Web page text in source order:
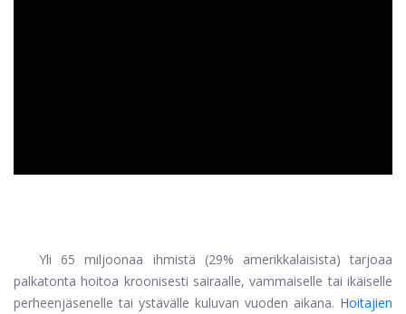
Yli 65 miljoonaa ihmistä (29% amerikkalaisista) tarjoaa
palkatonta hoitoa kroonisesti sairaalle, vammaiselle tai ikäiselle
perheenjäsenelle tai ystävälle kuluvan vuoden aikana. Hoitajien